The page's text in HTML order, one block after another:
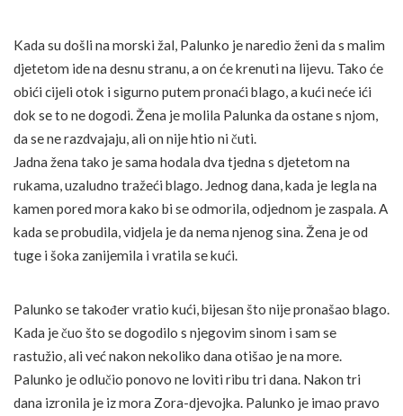
Kada su došli na morski žal, Palunko je naredio ženi da s malim
djetetom ide na desnu stranu, a on će krenuti na lijevu. Tako će
obići cijeli otok i sigurno putem pronaći blago, a kući neće ići
dok se to ne dogodi. Žena je molila Palunka da ostane s njom,
da se ne razdvajaju, ali on nije htio ni čuti.
Jadna žena tako je sama hodala dva tjedna s djetetom na
rukama, uzaludno tražeći blago. Jednog dana, kada je legla na
kamen pored mora kako bi se odmorila, odjednom je zaspala. A
kada se probudila, vidjela je da nema njenog sina. Žena je od
tuge i šoka zanijemila i vratila se kući.
Palunko se također vratio kući, bijesan što nije pronašao blago.
Kada je čuo što se dogodilo s njegovim sinom i sam se
rastužio, ali već nakon nekoliko dana otišao je na more.
Palunko je odlučio ponovo ne loviti ribu tri dana. Nakon tri
dana izronila je iz mora Zora-djevojka. Palunko je imao pravo